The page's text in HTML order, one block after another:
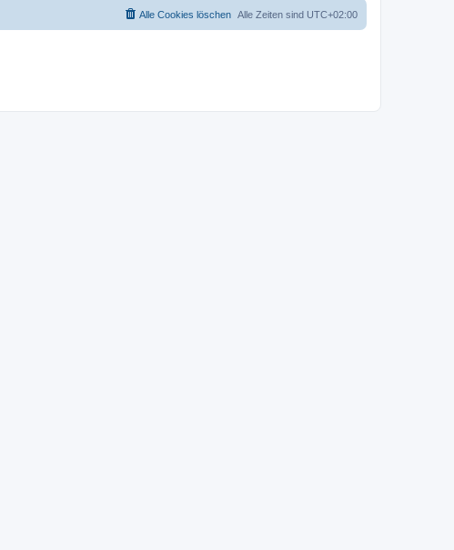
Alle Zeiten sind UTC+02:00
Alle Cookies löschen